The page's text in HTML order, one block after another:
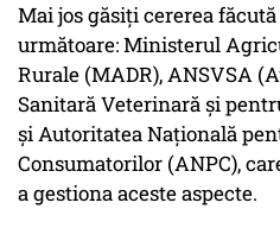
Mai jos găsiți cererea
următoare: Ministerul
Rurale (MADR), ANSVSA
Sanitară Veterinară şi
și Autoritatea Națională
Consumatorilor (ANPC),
a gestiona aceste aspecte.